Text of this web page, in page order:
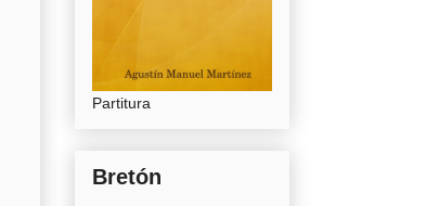
Partitura
Bretón